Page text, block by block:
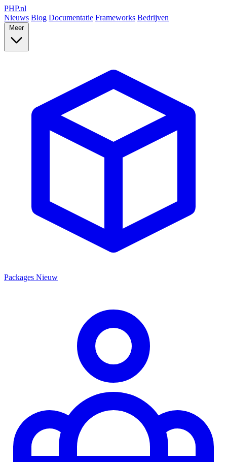
PHP.nl
Nieuws Blog Documentatie Frameworks Bedrijven
Meer
Packages Nieuw